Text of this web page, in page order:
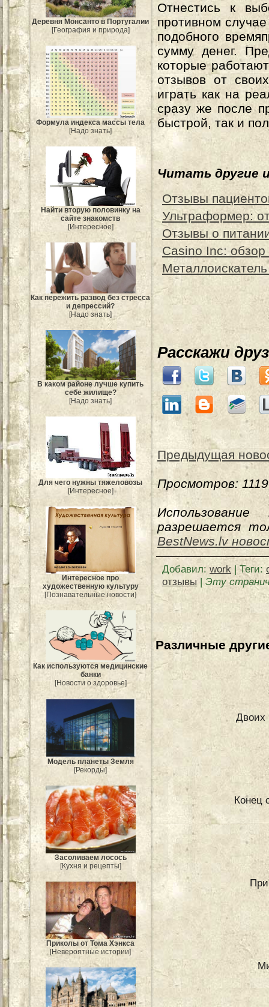
Деревня Монсанто в Португалии
[География и природа]
Формула индекса массы тела
[Надо знать]
Найти вторую половинку на
сайте знакомств
[Интересное]
Как пережить развод без стресса
и депрессий?
[Надо знать]
В каком районе лучше купить
себе жилище?
[Надо знать]
Для чего нужны тяжеловозы
[Интересное]
Интересное про
художественную культуру
[Познавательные новости]
Как используются медицинские
банки
[Новости о здоровье]
Модель планеты Земля
[Рекорды]
Засоливаем лосось
[Кухня и рецепты]
Приколы от Тома Хэнкса
[Невероятные истории]
Отнестись к
противном
подобного
сумму денег.
которые
отзывов от
играть как на
сразу же после
быстрой, так и
Читать другие
Отзывы
Ультраформер:
Отзывы о
Casino Inc: обзор
Расскажи
Предыдущая
Просмотров:
разрешается
BestNews.lv
Добавил: work | Теги:
отзывы | Эту
Различные
Двоих
Конец